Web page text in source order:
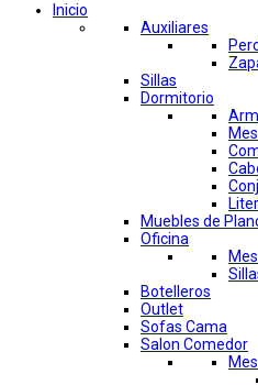
Inicio
Auxiliares
Sillas
Dormitorio
Muebles de
Oficina
Botelleros
Outlet
Sofas Cama
Salon Comedor